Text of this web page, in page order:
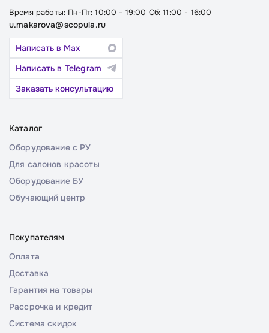
Время работы: Пн-Пт: 10:00 - 19:00 Сб: 11:00 - 16:00
u.makarova@scopula.ru
Написать в Max
Написать в Telegram
Заказать консультацию
Каталог
Оборудование с РУ
Для салонов красоты
Оборудование БУ
Обучающий центр
Покупателям
Оплата
Доставка
Гарантия на товары
Рассрочка и кредит
Система скидок